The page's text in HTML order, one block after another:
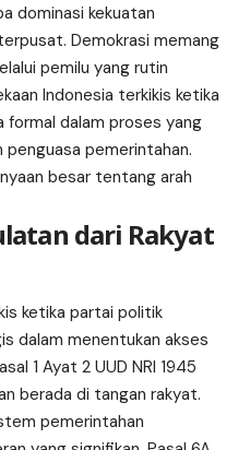
dominasi kekuatan
Demokrasi memang
pemilu yang rutin
Indonesia terkikis ketika
formal dalam proses yang
pemerintahan.
besar tentang arah
dari Rakyat
ketika partai politik
dalam menentukan akses
1 Ayat 2 UUD NRI 1945
berada di tangan rakyat.
pemerintahan